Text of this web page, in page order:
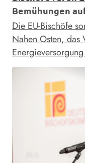
Bemühungen
Die EU-Bischöfe
Nahen Osten, das